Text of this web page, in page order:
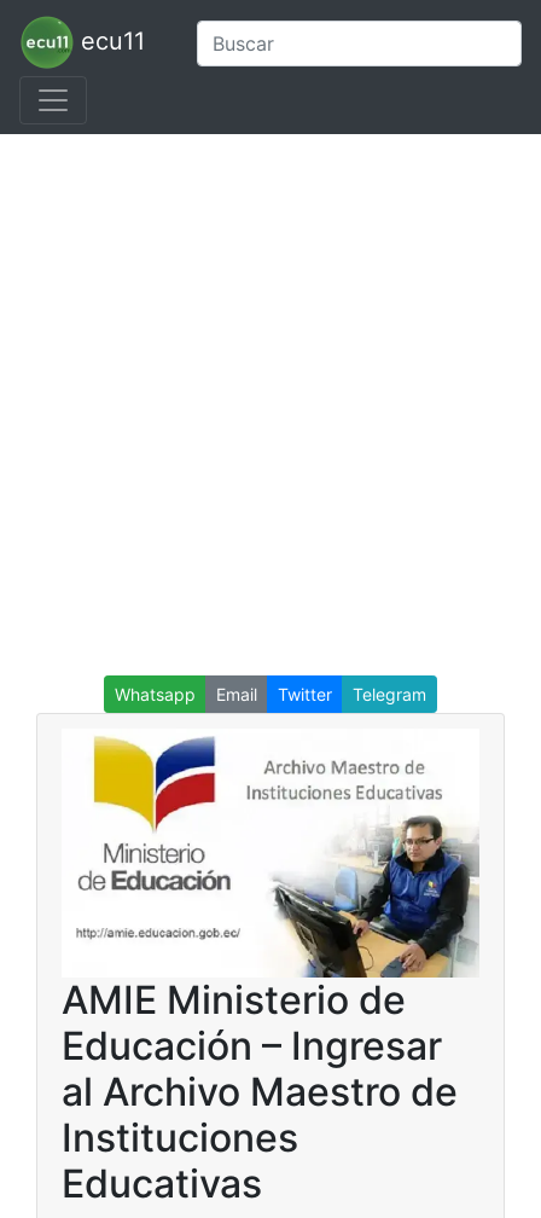
ecu11
Whatsapp Email Twitter Telegram
AMIE Ministerio de
Educación – Ingresar
al Archivo Maestro de
Instituciones
Educativas